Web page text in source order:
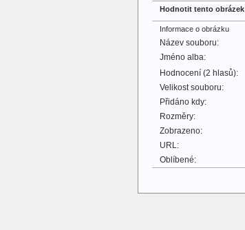
Hodnotit tento obrázek
Informace o obrázku
Název souboru:
Jméno alba:
Hodnocení (2 hlasů):
Velikost souboru:
Přidáno kdy:
Rozměry:
Zobrazeno:
URL:
Oblíbené: